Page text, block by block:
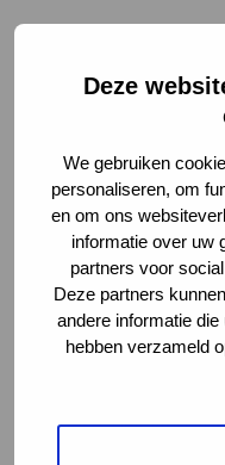
Deze
We gebruiken
personaliseren, om
en om ons
informatie over uw
partners voor
Deze partners
andere informatie
hebben verzameld
en van de
De leerlingen leren
bouwtechnieken)
vergelijken hoe er in
en er tegenwoordig
De leerlingen leren
de Domtoren en
Leerlingen leren
en leren de
(fysieke) beleving
monument een